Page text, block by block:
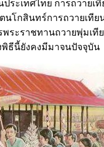
ระเทศไทย การถวายเ
นโกสินทร์การถวายเที
ระราชทานถวายพุ่มเ
พิธีนี้ยังคงมีมาจนปัจจุบัน